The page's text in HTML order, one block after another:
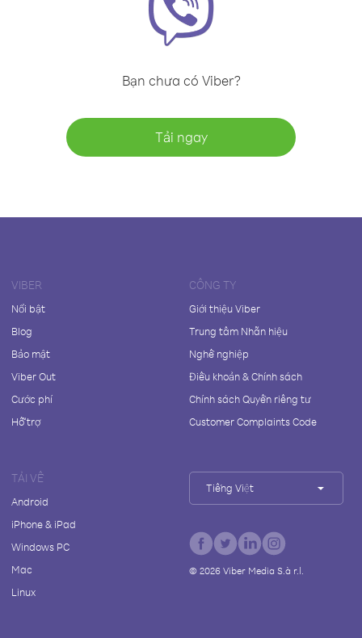
Bạn chưa có Viber?
Tải ngay
VIBER
Nổi bật
Blog
Bảo mật
Viber Out
Cước phí
Hỗ trợ
CÔNG TY
Giới thiệu Viber
Trung tâm Nhãn hiệu
Nghề nghiệp
Điều khoản & Chính sách
Chính sách Quyền riêng tư
Customer Complaints Code
TẢI VỀ
Android
iPhone & iPad
Windows PC
Mac
Linux
Tiếng Việt
© 2026Viber Media S.à r.l.